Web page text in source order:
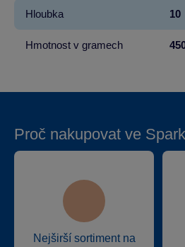
Hloubka 10
Hmotnost v gramech
Proč nakupovat ve
Nejširší sortiment na